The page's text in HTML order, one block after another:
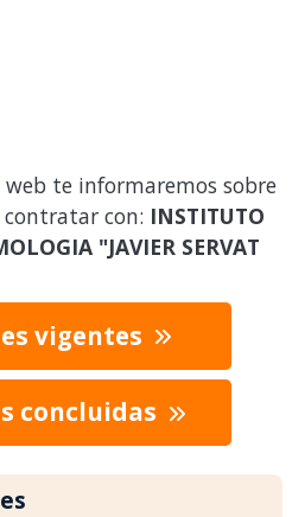
te informaremos sobre
con: INSTITUTO
"JAVIER SERVAT
vigentes
concluidas